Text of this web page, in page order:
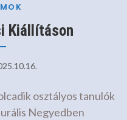
Iskola
Kiállításon
osztályos tanulók
Negyedben